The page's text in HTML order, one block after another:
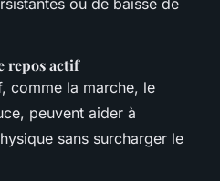
repos actif
comme la marche, le
peuvent aider à
sans surcharger le